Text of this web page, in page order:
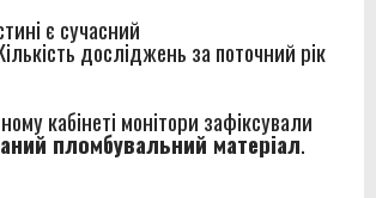
є сучасний
досліджень за поточний рік
кабінеті монітори зафіксували
пломбувальний матеріал.